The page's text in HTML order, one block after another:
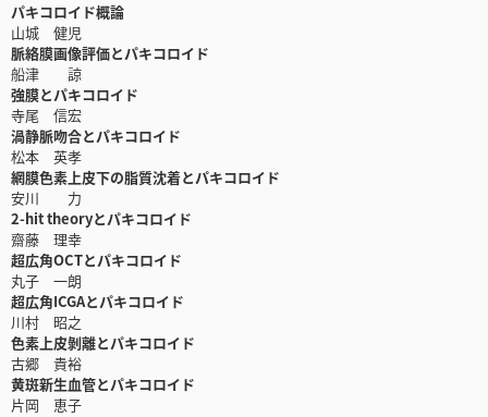
パキコロイド概論
山城 健児
脈絡膜画像評価とパキコロイド
船津 諒
強膜とパキコロイド
寺尾 信宏
渦静脈吻合とパキコロイド
松本 英孝
網膜色素上皮下の脂質沈着とパキコロイド
安川 力
2-hit theoryとパキコロイド
齋藤 理幸
超広角OCTとパキコロイド
丸子 一朗
超広角ICGAとパキコロイド
川村 昭之
色素上皮剝離とパキコロイド
古郷 貴裕
黄斑新生血管とパキコロイド
片岡 恵子